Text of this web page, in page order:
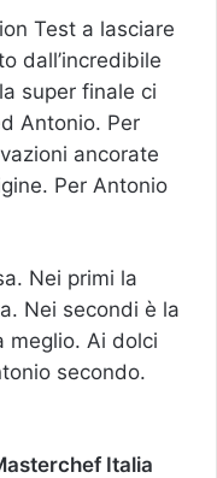
Test a lasciare
dall’incredibile
super finale ci
Antonio. Per
ancorate
Per Antonio
Nei primi la
Nei secondi è la
meglio. Ai dolci
secondo.
Italia